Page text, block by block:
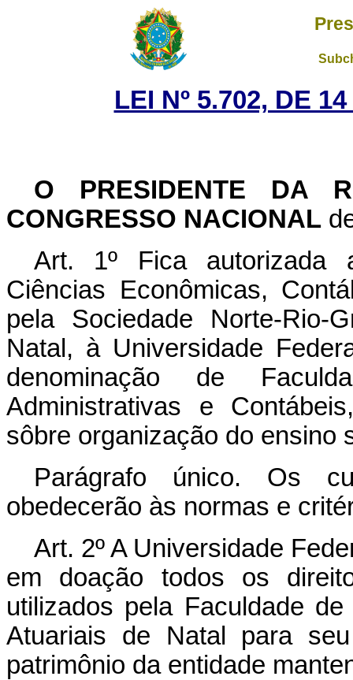
LEI Nº 5.702, DE
O PRESIDENTE DA
CONGRESSO NACIONAL
Art. 1º Fica autorizada
Ciências Econômicas,
pela Sociedade Norte-Rio-
Natal, à Universidade
denominação de
Administrativas e
sôbre organização do ensino
Parágrafo único. Os
obedecerão às normas e
Art. 2º A Universidade
em doação todos os
utilizados pela Faculdade
Atuariais de Natal para
patrimônio da entidade